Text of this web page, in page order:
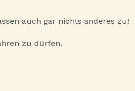
auch gar nichts anderes zu!
zu dürfen.